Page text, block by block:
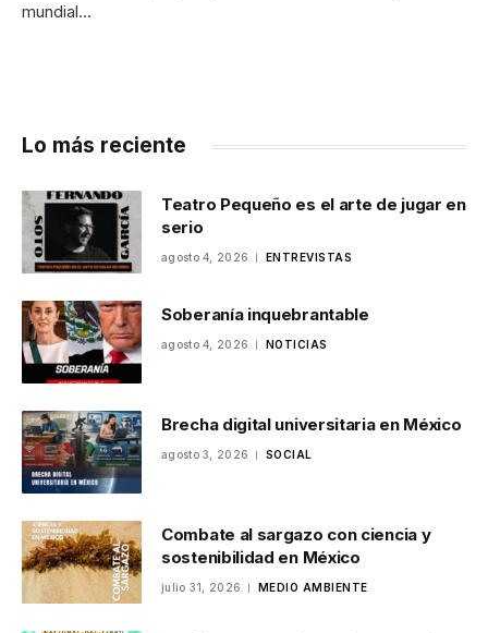
mundial…
Lo más reciente
Teatro Pequeño es el arte de jugar en
serio
agosto 4, 2026 ENTREVISTAS
Soberanía inquebrantable
agosto 4, 2026 NOTICIAS
Brecha digital universitaria en México
agosto 3, 2026 SOCIAL
Combate al sargazo con ciencia y
sostenibilidad en México
julio 31, 2026 MEDIO AMBIENTE